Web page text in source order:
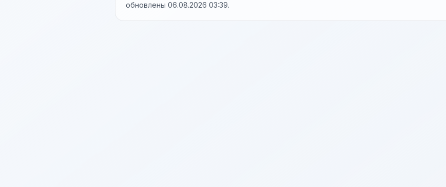
обновлены 06.08.2026 03:39.